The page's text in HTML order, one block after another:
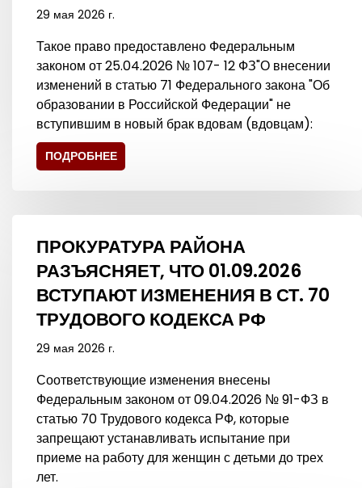
29 мая 2026 г.
Такое право предоставлено Федеральным
законом от 25.04.2026 № 107- 12 ФЗ"О внесении
изменений в статью 71 Федерального закона "Об
образовании в Российской Федерации" не
вступившим в новый брак вдовам (вдовцам):
ПОДРОБНЕЕ
ПРОКУРАТУРА РАЙОНА
РАЗЪЯСНЯЕТ, ЧТО 01.09.2026
ВСТУПАЮТ ИЗМЕНЕНИЯ В СТ. 70
ТРУДОВОГО КОДЕКСА РФ
29 мая 2026 г.
Соответствующие изменения внесены
Федеральным законом от 09.04.2026 № 91-ФЗ в
статью 70 Трудового кодекса РФ, которые
запрещают устанавливать испытание при
приеме на работу для женщин с детьми до трех
лет.